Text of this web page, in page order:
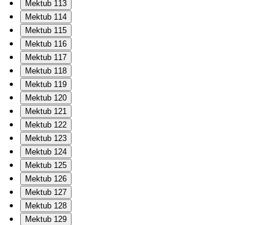
Mektub 113
Mektub 114
Mektub 115
Mektub 116
Mektub 117
Mektub 118
Mektub 119
Mektub 120
Mektub 121
Mektub 122
Mektub 123
Mektub 124
Mektub 125
Mektub 126
Mektub 127
Mektub 128
Mektub 129